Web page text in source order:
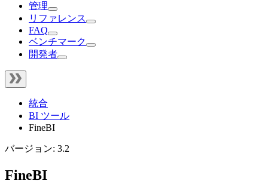
管理
リファレンス
FAQ
ベンチマーク
開発者
統合
BI ツール
FineBI
バージョン: 3.2
FineBI